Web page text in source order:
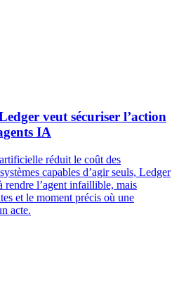
veut sécuriser l’action
IA
réduit le coût des
capables d’agir seuls, Ledger
rendre l’agent infaillible, mais
et le moment précis où une
acte.